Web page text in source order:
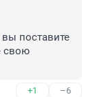
поставите
свою
+1 –6